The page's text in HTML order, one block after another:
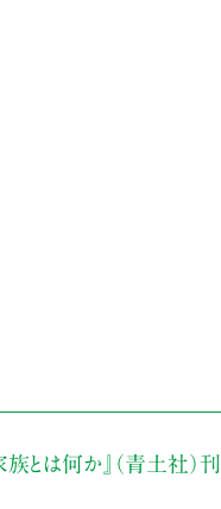
族とは何か』（青土社）刊